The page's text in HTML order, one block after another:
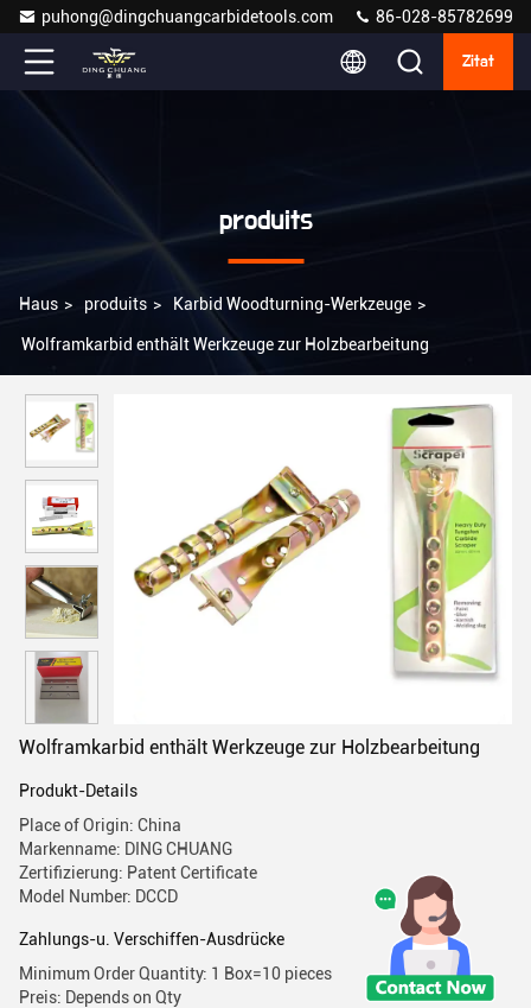
puhong@dingchuangcarbidetools.com 86-028-85782699
Zitat
produits
Haus > produits > Karbid Woodturning-Werkzeuge >
Wolframkarbid enthält Werkzeuge zur Holzbearbeitung
Wolframkarbid enthält Werkzeuge zur Holzbearbeitung
Produkt-Details
Place of Origin: China
Markenname: DING CHUANG
Zertifizierung: Patent Certificate
Model Number: DCCD
Zahlungs-u. Verschiffen-Ausdrücke
Minimum Order Quantity: 1 Box=10 pieces
Preis: Depends on Qty